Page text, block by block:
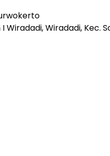
Wiradadi, Wiradadi, Kec.